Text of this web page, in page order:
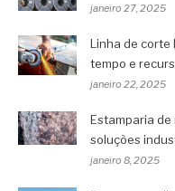
janeiro 27, 2025
Linha de corte
tempo e
janeiro 22, 2025
Estamparia de
soluções
janeiro 8, 2025